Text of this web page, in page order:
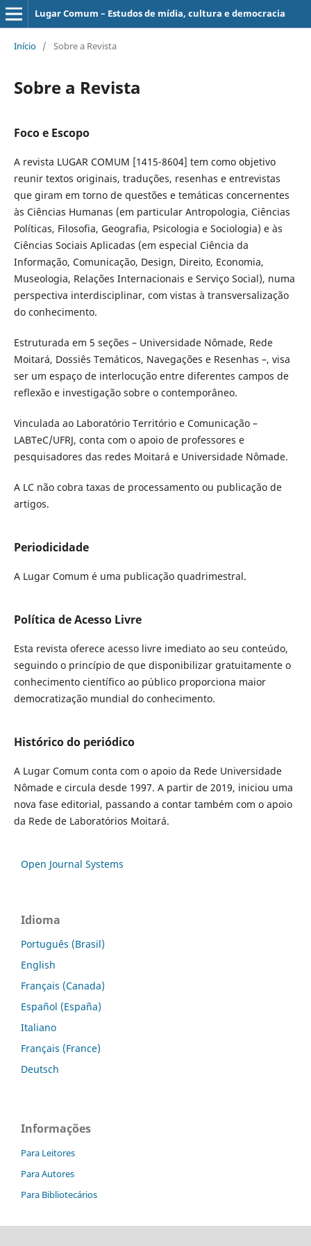
Lugar Comum – Estudos de mídia, cultura e democracia
Início / Sobre a Revista
Sobre a Revista
Foco e Escopo
A revista LUGAR COMUM [1415-8604] tem como objetivo
reunir textos originais, traduções, resenhas e entrevistas
que giram em torno de questões e temáticas concernentes
às Ciências Humanas (em particular Antropologia, Ciências
Políticas, Filosofia, Geografia, Psicologia e Sociologia) e às
Ciências Sociais Aplicadas (em especial Ciência da
Informação, Comunicação, Design, Direito, Economia,
Museologia, Relações Internacionais e Serviço Social), numa
perspectiva interdisciplinar, com vistas à transversalização
do conhecimento.
Estruturada em 5 seções – Universidade Nômade, Rede
Moitará, Dossiês Temáticos, Navegações e Resenhas –, visa
ser um espaço de interlocução entre diferentes campos de
reflexão e investigação sobre o contemporâneo.
Vinculada ao Laboratório Território e Comunicação –
LABTeC/UFRJ, conta com o apoio de professores e
pesquisadores das redes Moitará e Universidade Nômade.
A LC não cobra taxas de processamento ou publicação de
artigos.
Periodicidade
A Lugar Comum é uma publicação quadrimestral.
Política de Acesso Livre
Esta revista oferece acesso livre imediato ao seu conteúdo,
seguindo o princípio de que disponibilizar gratuitamente o
conhecimento científico ao público proporciona maior
democratização mundial do conhecimento.
Histórico do periódico
A Lugar Comum conta com o apoio da Rede Universidade
Nômade e circula desde 1997. A partir de 2019, iniciou uma
nova fase editorial, passando a contar também com o apoio
da Rede de Laboratórios Moitará.
Open Journal Systems
Idioma
Português (Brasil)
English
Français (Canada)
Español (España)
Italiano
Français (France)
Deutsch
Informações
Para Leitores
Para Autores
Para Bibliotecários